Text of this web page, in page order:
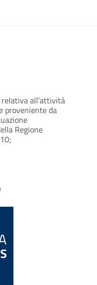
all’attività
proveniente da
Regione